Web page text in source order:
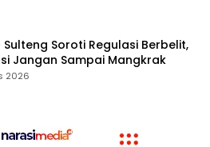
Sulteng Soroti Regulasi Berbelit,
Jangan Sampai Mangkrak
2026